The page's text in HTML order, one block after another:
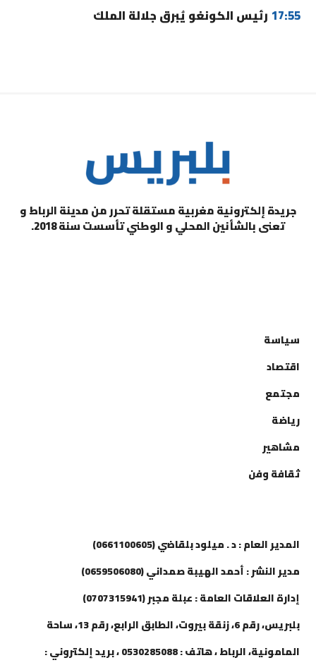
17:55 رئيس الكونغو يُبرق جلالة الملك
جريدة إلكترونية مغربية مستقلة تحرر من مدينة الرباط و
تعنى بالشأنين المحلي و الوطني تأسست سنة 2018.
سياسة
اقتصاد
مجتمع
رياضة
مشاهير
ثقافة وفن
المدير العام : د . ميلود بلقاضي (0661100605)
مدير النشر : أحمد الهيبة صمداني (0659506080)
إدارة العلاقات العامة : عبلة مجبر (0707315941)
بلبريس، رقم 6، زنقة بيروت، الطابق الرابع، رقم 13، ساحة
المامونية، الرباط ، هاتف : 0530285088 ، بريد إلكتروني :